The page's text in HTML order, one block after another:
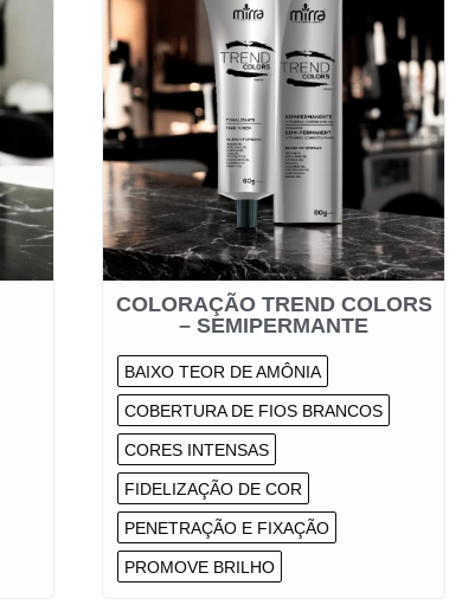
COLORAÇÃO TREND COLORS
– SEMIPERMANTE
BAIXO TEOR DE AMÔNIA
COBERTURA DE FIOS BRANCOS
CORES INTENSAS
FIDELIZAÇÃO DE COR
PENETRAÇÃO E FIXAÇÃO
PROMOVE BRILHO